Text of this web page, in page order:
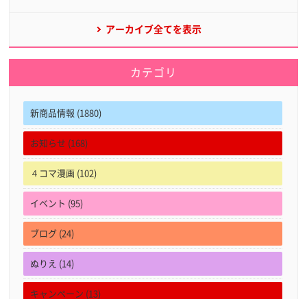
アーカイブ全てを表示
カテゴリ
新商品情報 (1880)
お知らせ (168)
４コマ漫画 (102)
イベント (95)
ブログ (24)
ぬりえ (14)
キャンペーン (13)